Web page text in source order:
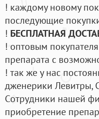
! каждому новому
последующие
! БЕСПЛАТНАЯ
! оптовым
препарата с
! так же у нас
дженерики Левитры,
Cотрудники нашей
приобретение